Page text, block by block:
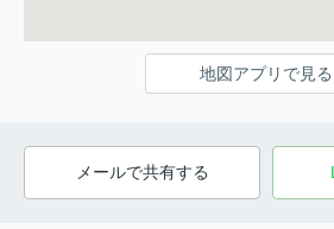
地図アプリで見る
メールで共有する